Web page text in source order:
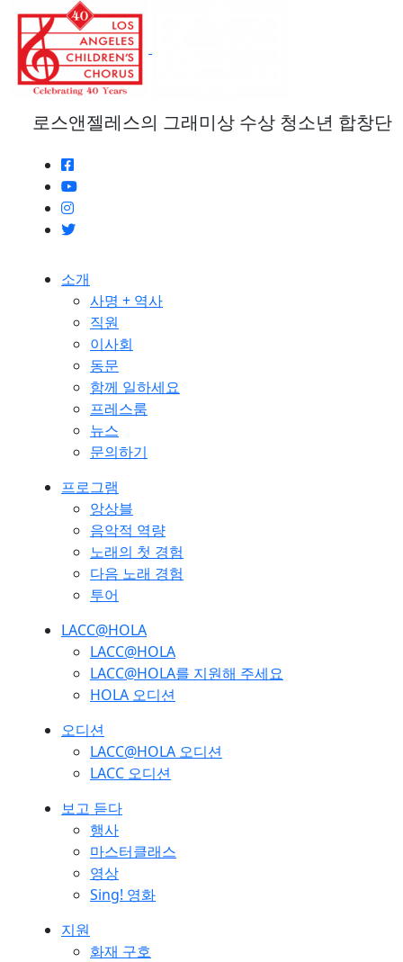
로스앤젤레스의 그래미상 수상 청소년 합창단
소개
사명 + 역사
직원
이사회
동문
함께 일하세요
프레스룸
뉴스
문의하기
프로그램
앙상블
음악적 역량
노래의 첫 경험
다음 노래 경험
투어
LACC@HOLA
LACC@HOLA
LACC@HOLA를 지원해 주세요
HOLA 오디션
오디션
LACC@HOLA 오디션
LACC 오디션
보고 듣다
행사
마스터클래스
영상
Sing! 영화
지원
화재 구호